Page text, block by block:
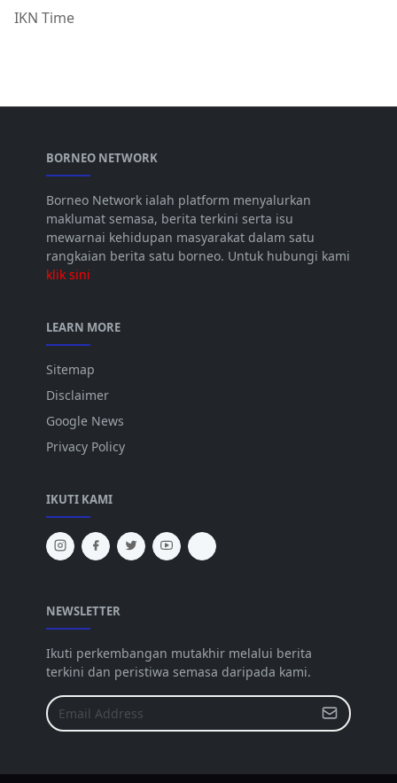
IKN Time
BORNEO NETWORK
Borneo Network ialah platform menyalurkan
maklumat semasa, berita terkini serta isu
mewarnai kehidupan masyarakat dalam satu
rangkaian berita satu borneo. Untuk hubungi kami
klik sini
LEARN MORE
Sitemap
Disclaimer
Google News
Privacy Policy
IKUTI KAMI
NEWSLETTER
Ikuti perkembangan mutakhir melalui berita
terkini dan peristiwa semasa daripada kami.